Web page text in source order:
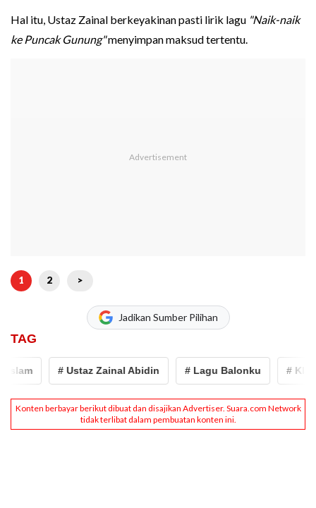
Hal itu, Ustaz Zainal berkeyakinan pasti lirik lagu "Naik-naik
ke Puncak Gunung"menyimpan maksud tertentu.
1 2 >
Jadikan Sumber Pilihan
TAG
# Ustaz Zainal Abidin # Lagu Balonku #